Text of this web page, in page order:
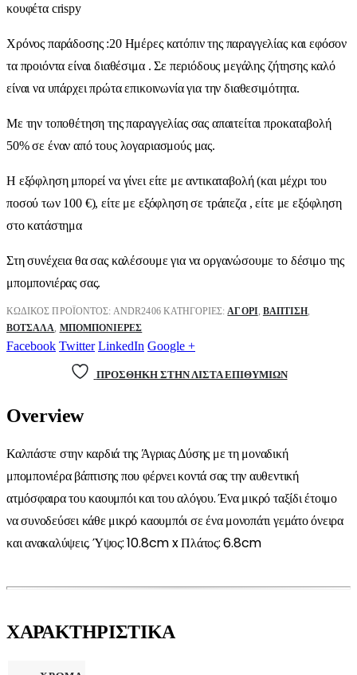
κουφέτα crispy
Χρόνος παράδοσης :20 Ημέρες κατόπιν της παραγγελίας και εφόσον
τα προιόντα είναι διαθέσιμα . Σε περιόδους μεγάλης ζήτησης καλό
είναι να υπάρχει πρώτα επικοινωνία για την διαθεσιμότητα.
Με την τοποθέτηση της παραγγελίας σας απαιτείται προκαταβολή
50% σε έναν από τους λογαριασμούς μας.
Η εξόφληση μπορεί να γίνει είτε με αντικαταβολή (και μέχρι του
ποσού των 100 €), είτε με εξόφληση σε τράπεζα , είτε με εξόφληση
στο κατάστημα
Στη συνέχεια θα σας καλέσουμε για να οργανώσουμε το δέσιμο της
μπομπονιέρας σας.
ΚΩΔΙΚΌΣ ΠΡΟΪΌΝΤΟΣ: ANDR2406 ΚΑΤΗΓΟΡΊΕΣ: ΑΓΌΡΙ, ΒΑΠΤΙΣΗ
ΒΌΤΣΑΛΑ ΜΠΟΜΠΟΝΙΈΡΕΣ
Facebook Twitter LinkedIn Google +
ΠΡΌΣΘΉΚΗ ΣΤΗΝ ΛΊΣΤΑ ΕΠΙΘΥΜΙΏΝ
Overview
Καλπάστε στην καρδιά της Άγριας Δύσης με τη μοναδική
μπομπονιέρα βάπτισης που φέρνει κοντά σας την αυθεντική
ατμόσφαιρα του καουμπόι και του αλόγου. Ένα μικρό ταξίδι έτοιμο
να συνοδεύσει κάθε μικρό καουμπόι σε ένα μονοπάτι γεμάτο όνειρα
και ανακαλύψεις.Ύψος: 10.8cm xΠλάτος: 6.8cm
ΧΑΡΑΚΤΗΡΙΣΤΙΚΑ